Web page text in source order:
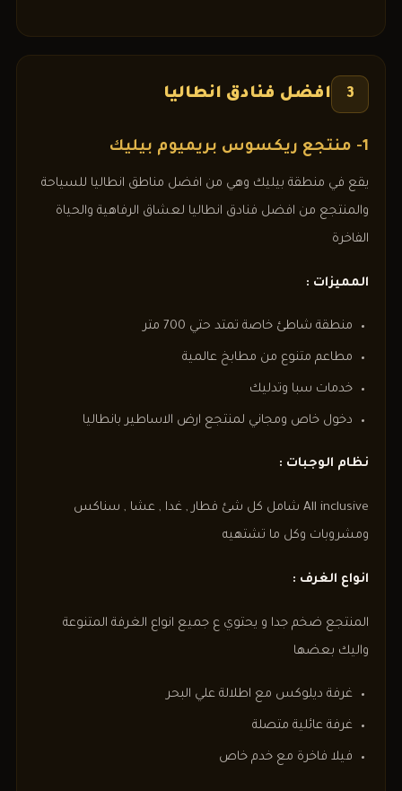
3 افضل فنادق انطاليا
1- منتجع ريكسوس بريميوم بيليك
يقع في منطقة بيليك وهي من افضل مناطق انطاليا للسياحة
والمنتجع من افضل فنادق انطاليا لعشاق الرفاهية والحياة
الفاخرة
المميزات :
منطقة شاطئ خاصة تمتد حتي 700 متر
مطاعم متنوع من مطابخ عالمية
خدمات سبا وتدليك
دخول خاص ومجاني لمنتجع ارض الاساطير بانطاليا
نظام الوجبات :
All inclusive شامل كل شئ فطار , غدا , عشا , سناكس
ومشروبات وكل ما تشتهيه
انواع الغرف :
المنتجع ضخم جدا و يحتوي ع جميع انواع الغرفة المتنوعة
واليك بعضها
غرفة ديلوكس مع اطلالة علي البحر
غرفة عائلية متصلة
فيلا فاخرة مع خدم خاص